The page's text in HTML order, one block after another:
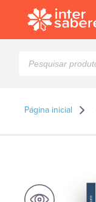
produtos
Página inicial